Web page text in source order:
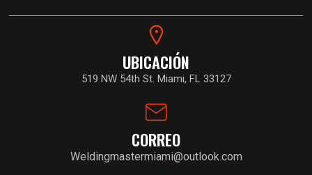
UBICACIÓN
519 NW 54th St. Miami, FL 33127
CORREO
Weldingmastermiami@outlook.com